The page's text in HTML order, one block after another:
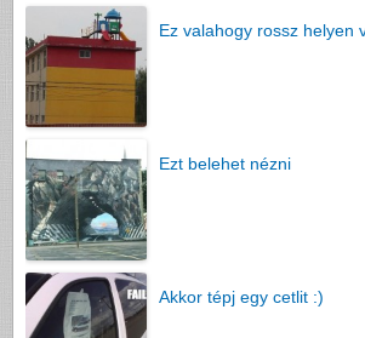
Ez valahogy rossz helyen
Ezt belehet nézni
Akkor tépj egy cetlit :)